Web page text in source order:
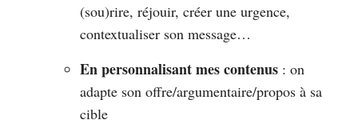
(sou)rire, réjouir, créer une urgence,
contextualiser son message…
En personnalisant mes contenus : on
adapte son offre/argumentaire/propos à sa
cible